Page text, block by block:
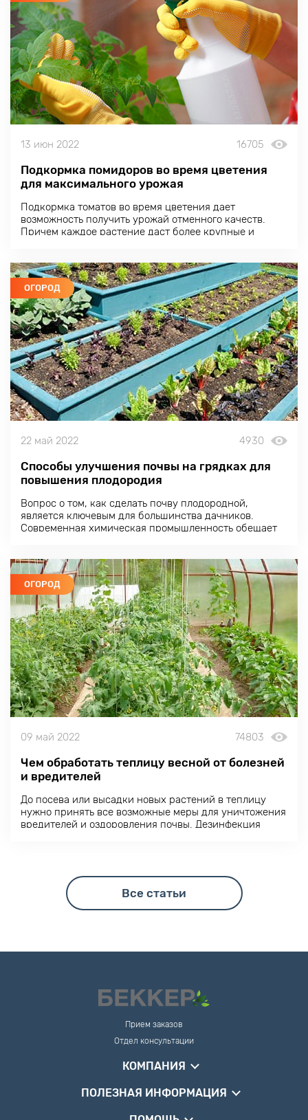
13 июн 2022 16705
Подкормка помидоров во время цветения
для максимального урожая
Подкормка томатов во время цветения дает
возможность получить урожай отменного качеств.
Причем каждое растение даст более крупные и
ОГОРОД
22 май 2022 4930
Способы улучшения почвы на грядках для
повышения плодородия
Вопрос о том, как сделать почву плодородной,
является ключевым для большинства дачников.
Современная химическая промышленность обещает
ОГОРОД
09 май 2022 74803
Чем обработать теплицу весной от болезней
и вредителей
До посева или высадки новых растений в теплицу
нужно принять все возможные меры для уничтожения
вредителей и оздоровления почвы. Дезинфекция
Все статьи
Прием заказов
Отдел консультации
КОМПАНИЯ
ПОЛЕЗНАЯ ИНФОРМАЦИЯ